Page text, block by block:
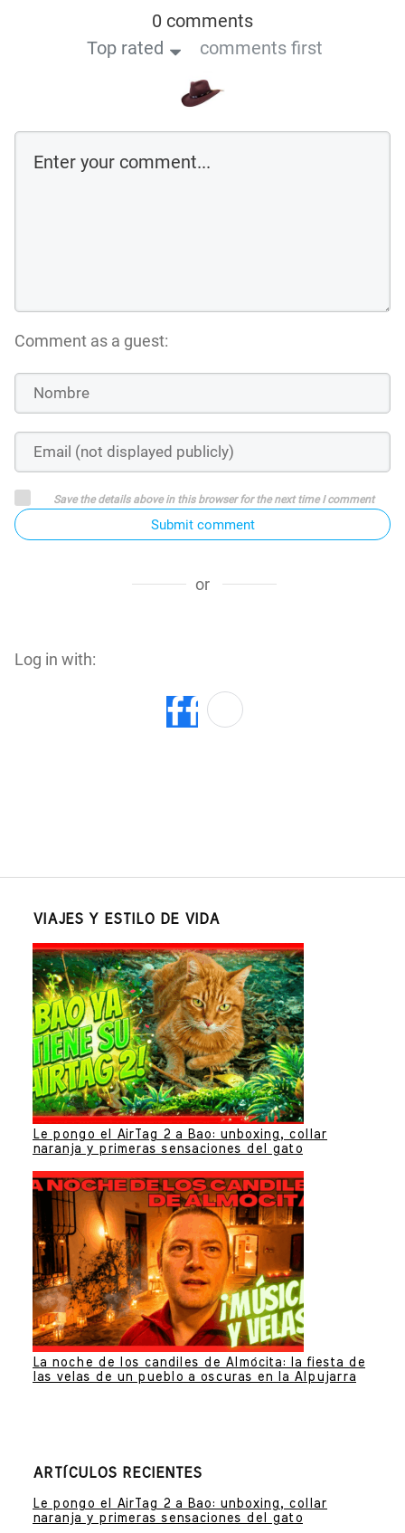
0 comments
Top rated
comments first
Comment as a guest:
Save the details above in this browser for the next time I comment
Submit comment
or
Log in with:
VIAJES Y ESTILO DE VIDA
Le pongo el AirTag 2 a Bao: unboxing, collar
naranja y primeras sensaciones del gato
La noche de los candiles de Almócita: la fiesta de
las velas de un pueblo a oscuras en la Alpujarra
ARTÍCULOS RECIENTES
Le pongo el AirTag 2 a Bao: unboxing, collar
naranja y primeras sensaciones del gato